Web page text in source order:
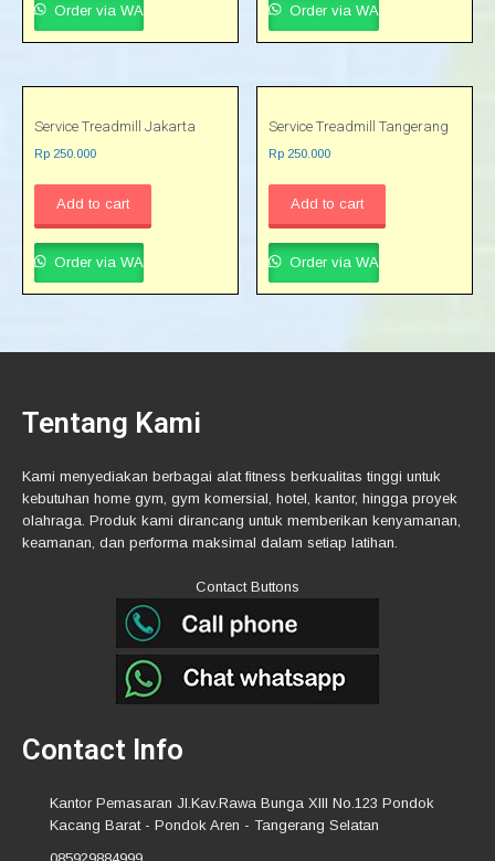
Order via WA Order via WA
Service Treadmill Jakarta
Rp 250.000
Add to cart
Order via WA
Service Treadmill Tangerang
Rp 250.000
Add to cart
Order via WA
Tentang Kami
Kami menyediakan berbagai alat fitness berkualitas tinggi untuk
kebutuhan home gym, gym komersial, hotel, kantor, hingga proyek
olahraga. Produk kami dirancang untuk memberikan kenyamanan,
keamanan, dan performa maksimal dalam setiap latihan.
Contact Buttons
Contact Info
Kantor Pemasaran Jl.Kav.Rawa Bunga XIII No.123 Pondok
Kacang Barat - Pondok Aren - Tangerang Selatan